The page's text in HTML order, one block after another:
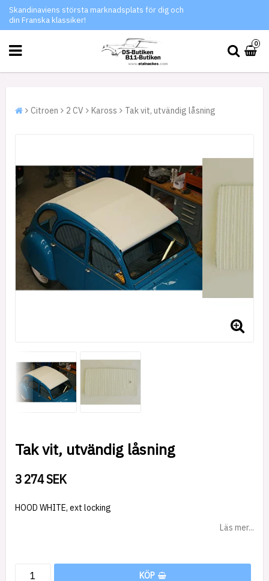
Skandinaviens största marknadsplats för dig och
din Franska klassiker!
0
Citroen 2 CV Kaross Tak vit, utvändig låsning
Tak vit, utvändig låsning
3 274 SEK
HOOD WHITE, ext locking
Läs mer...
KÖP